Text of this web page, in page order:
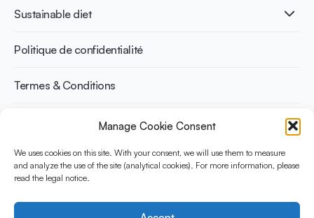
Manage Cookie Consent
We uses cookies on this site. With your consent, we will use them to measure
and analyze the use of the site (analytical cookies). For more information, please
read the legal notice.
Gestion du poids
Recettes
Adulte
Sportif
Sustainable diet
Benefits for planet health
Benefits for human health
Politique de confidentialité
Termes & Conditions
YINI (The Yogurt in Nutrition Initiative) est financée par le
Danone Institute International. Elle vise à évaluer et partager les
preuves actuelles sur la place du yaourt dans les régimes